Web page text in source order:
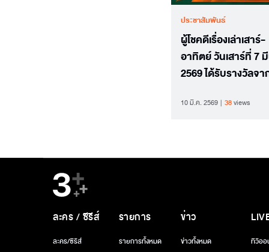
ประชาสัมพันธ์
ผู้โชคดีเรื่องเล่าเสาร์-
อาทิตย์ วันเสาร์ที่ 7
2569 ได้รับรางวัลจา
10 มี.ค. 2569 38views
ละคร / ซีรีส์
ละคร/ซีรีส์
รายการ
รายการทั้งหมด
ข่าว
ข่าวทั้งหมด ทีวีออ